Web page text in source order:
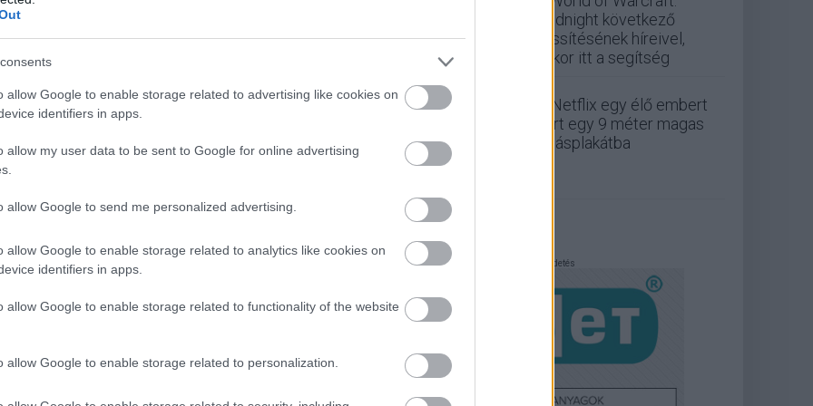
allow Google to enable storage related to advertising like cookies on
identifiers in apps.
allow my user data to be sent to Google for online advertising
allow Google to send me personalized advertising.
allow Google to enable storage related to analytics like cookies on
identifiers in apps.
allow Google to enable storage related to functionality of the website
allow Google to enable storage related to personalization.
is megerősítést nyert: a Google valóban
nagy bejelentés nem egy sajtóközlemény vagy
beszélgetés során derült ki, amikor Sameer
elnöke TechRadar újságírójával beszélgetett.
MacBook Prót, iPhone-t és Apple Watchot, mert
Androidot egyetlen platformmá".
Bár sok részlet még nem ismert, annyi biztos: a
élmény, ahol a mobilok, táblagépek és laptopok
különösen fontos lehet most, hogy a Google az AI-
elején bejelentették, hogy egyes Android kernel-
elősegítésére.
Midnight következő
frissítésének híreivel,
akkor itt a segítség
A Netflix egy élő embert
zárt egy 9 méter magas
óriásplakátba
Hirdetés